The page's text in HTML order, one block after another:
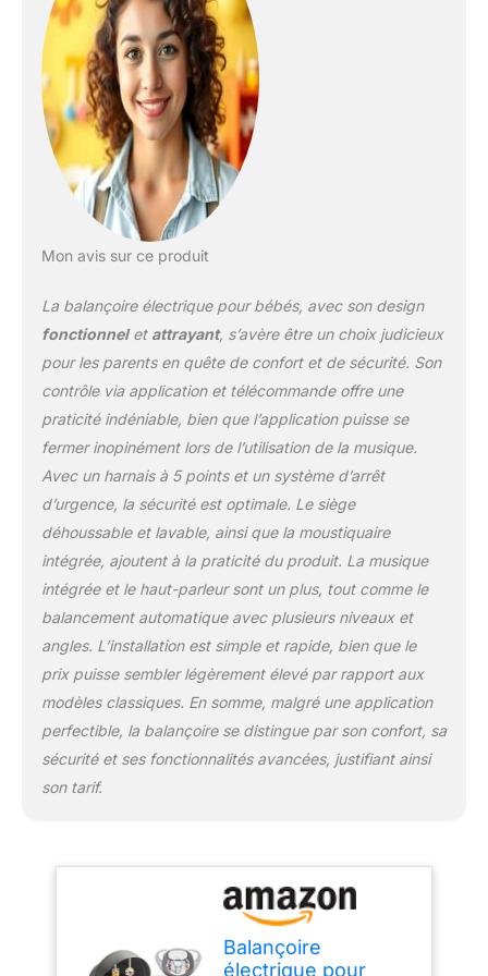
16,4ft/0-5m.
Mon avis sur ce produit
La balançoire électrique pour bébés, avec son design
fonctionnelet attrayant, s’avère être un choix judicieux
pour les parents en quête de confort et de sécurité. Son
contrôle via application et télécommande offre une
praticité indéniable, bien que l’application puisse se
fermer inopinément lors de l’utilisation de la musique.
Avec un harnais à 5 points et un système d’arrêt
d’urgence, la sécurité est optimale. Le siège
déhoussable et lavable, ainsi que la moustiquaire
intégrée, ajoutent à la praticité du produit. La musique
intégrée et le haut-parleur sont un plus, tout comme le
balancement automatique avec plusieurs niveaux et
angles. L’installation est simple et rapide, bien que le
prix puisse sembler légèrement élevé par rapport aux
modèles classiques. En somme, malgré une application
perfectible, la balançoire se distingue par son confort, sa
sécurité et ses fonctionnalités avancées, justifiant ainsi
son tarif.
Balançoire
électrique pour